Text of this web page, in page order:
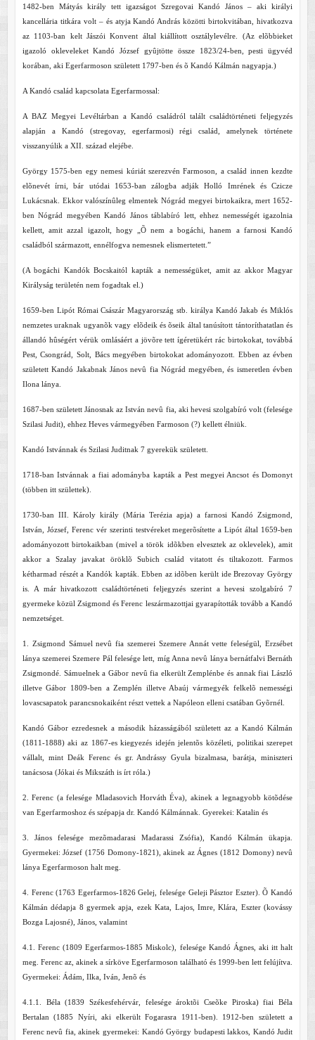
1482-ben Mátyás király tett igazságot Szregovai Kandó János – aki királyi
kancellária titkára volt – és atyja Kandó András közötti birtokvitában, hivatkozva
az 1103-ban kelt Jászói Konvent által kiállított osztálylevélre. (Az elõbbieket
igazoló okleveleket Kandó József gyûjtötte össze 1823/24-ben, pesti ügyvéd
korában, aki Egerfarmoson született 1797-ben és õ Kandó Kálmán nagyapja.)
A Kandó család kapcsolata Egerfarmossal:
A BAZ Megyei Levéltárban a Kandó családról talált családtörténeti feljegyzés
alapján a Kandó (stregovay, egerfarmosi) régi család, amelynek története
visszanyúlik a XII. század elejébe.
György 1575-ben egy nemesi kúriát szerezvén Farmoson, a család innen kezdte
elõnevét írni, bár utódai 1653-ban zálogba adják Holló Imrének és Czicze
Lukácsnak. Ekkor valószínûleg elmentek Nógrád megyei birtokaikra, mert 1652-
ben Nógrád megyében Kandó János táblabíró lett, ehhez nemességét igazolnia
kellett, amit azzal igazolt, hogy „Õ nem a bogáchi, hanem a farnosi Kandó
családból származott, ennélfogva nemesnek elismertetett.”
(A bogáchi Kandók Bocskaitól kapták a nemességüket, amit az akkor Magyar
Királyság területén nem fogadtak el.)
1659-ben Lipót Római Császár Magyarország stb. királya Kandó Jakab és Miklós
nemzetes uraknak ugyanõk vagy elõdeik és õseik által tanúsított tántoríthatatlan és
állandó hûségért vérük omlásáért a jövõre tett ígéretükért rác birtokokat, továbbá
Pest, Csongrád, Solt, Bács megyében birtokokat adományozott. Ebben az évben
született Kandó Jakabnak János nevû fia Nógrád megyében, és ismeretlen évben
Ilona lánya.
1687-ben született Jánosnak az István nevû fia, aki hevesi szolgabíró volt (felesége
Szilasi Judit), ehhez Heves vármegyében Farmoson (?) kellett élniük.
Kandó Istvánnak és Szilasi Juditnak 7 gyerekük született.
1718-ban Istvánnak a fiai adományba kapták a Pest megyei Ancsot és Domonyt
(többen itt születtek).
1730-ban III. Károly király (Mária Terézia apja) a farnosi Kandó Zsigmond,
István, József, Ferenc vér szerinti testvéreket megerõsítette a Lipót által 1659-ben
adományozott birtokaikban (mivel a török idõkben elvesztek az oklevelek), amit
akkor a Szalay javakat öröklõ Subich család vitatott és tiltakozott. Farmos
kétharmad részét a Kandók kapták. Ebben az idõben került ide Brezovay György
is. A már hivatkozott családtörténeti feljegyzés szerint a hevesi szolgabíró 7
gyermeke közül Zsigmond és Ferenc leszármazottjai gyarapították tovább a Kandó
nemzetséget.
1. Zsigmond Sámuel nevû fia szemerei Szemere Annát vette feleségül, Erzsébet
lánya szemerei Szemere Pál felesége lett, míg Anna nevû lánya bernátfalvi Bernáth
Zsigmondé. Sámuelnek a Gábor nevû fia elkerült Zemplénbe és annak fiai László
illetve Gábor 1809-ben a Zemplén illetve Abaúj vármegyék felkelõ nemességi
lovascsapatok parancsnokaiként részt vettek a Napóleon elleni csatában Gyõrnél.
Kandó Gábor ezredesnek a második házasságából született az a Kandó Kálmán
(1811-1888) aki az 1867-es kiegyezés idején jelentõs közéleti, politikai szerepet
vállalt, mint Deák Ferenc és gr. Andrássy Gyula bizalmasa, barátja, miniszteri
tanácsosa (Jókai és Mikszáth is írt róla.)
2. Ferenc (a felesége Mladasovich Horváth Éva), akinek a legnagyobb kötõdése
van Egerfarmoshoz és szépapja dr. Kandó Kálmánnak. Gyerekei: Katalin és
3. János felesége mezõmadarasi Madarassi Zsófia), Kandó Kálmán ükapja.
Gyermekei: József (1756 Domony-1821), akinek az Ágnes (1812 Domony) nevû
lánya Egerfarmoson halt meg.
4. Ferenc (1763 Egerfarmos-1826 Gelej, felesége Geleji Pásztor Eszter). Õ Kandó
Kálmán dédapja 8 gyermek apja, ezek Kata, Lajos, Imre, Klára, Eszter (kovássy
Bozga Lajosné), János, valamint
4.1. Ferenc (1809 Egerfarmos-1885 Miskolc), felesége Kandó Ágnes, aki itt halt
meg. Ferenc az, akinek a sírköve Egerfarmoson található és 1999-ben lett felújítva.
Gyermekei: Ádám, Ilka, Iván, Jenõ és
4.1.1. Béla (1839 Székesfehérvár, felesége ároktõi Cseõke Piroska) fiai Béla
Bertalan (1885 Nyíri, aki elkerült Fogarasra 1911-ben). 1912-ben született a
Ferenc nevû fia, akinek gyermekei: Kandó György budapesti lakkos, Kandó Judit